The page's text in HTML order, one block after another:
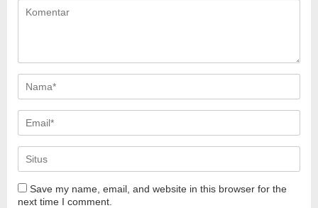
Save my name, email, and website in this browser for the
next time I comment.